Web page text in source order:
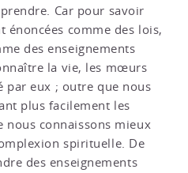
Car pour savoir
comme des lois,
des enseignements
la vie, les mœurs
par eux ; outre que nous
plus facilement les
nous connaissons mieux
spirituelle. De
des enseignements